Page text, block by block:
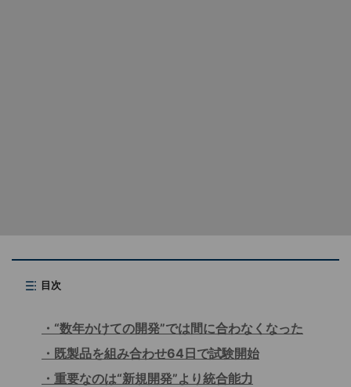
目次
“数年かけての開発”では間に合わなくなった
既製品を組み合わせ64日で試験開始
重要なのは“新規開発”より統合能力